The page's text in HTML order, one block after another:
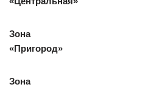
Зона
«Пригород»
Зона